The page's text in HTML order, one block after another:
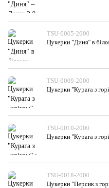
TSU-0005-2000
Цукерки "Диня" в
TSU-0009-2000
Цукерки "Курага з
TSU-0010-2000
Цукерки "Курага з
TSU-0018-2000
Цукерки "Персик з